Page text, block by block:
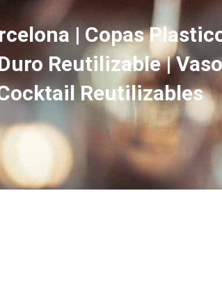
| Copas
Reutilizable |
Reutilizables